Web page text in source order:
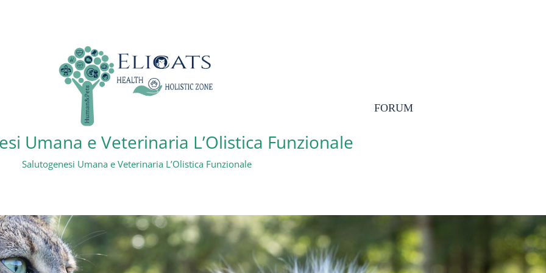
Umana e Veterinaria L’Olistica Funzionale
Salutogenesi Umana e Veterinaria L’Olistica Funzionale
FORUM